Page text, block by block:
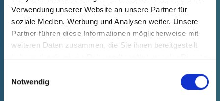
Verwendung unserer Website an unsere Partner für
soziale Medien, Werbung und Analysen weiter. Unsere
Partner führen diese Informationen möglicherweise mit
weiteren Daten zusammen, die Sie ihnen bereitgestellt
haben oder die sie im Rahmen Ihrer Nutzung der Dienste
Notwendig